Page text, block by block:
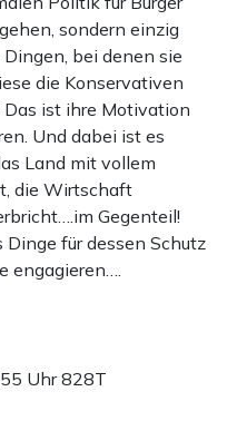
sondern einzig
bei denen sie
die Konservativen
ist ihre Motivation
Und dabei ist es
Land mit vollem
die Wirtschaft
Gegenteil!
für dessen Schutz
engagieren….
Uhr828T